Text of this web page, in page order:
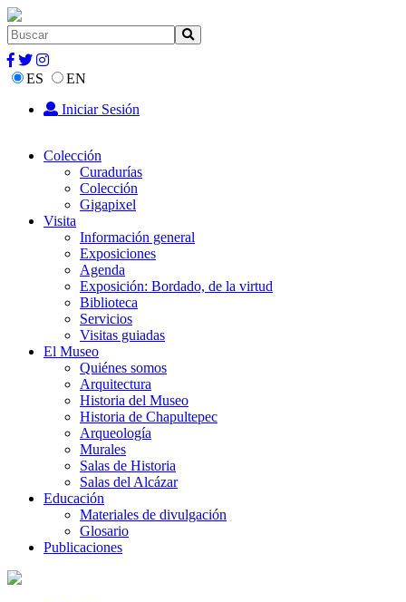
ES
EN
Iniciar Sesión
Colección
Curadurías
Colección
Gigapixel
Visita
Información general
Exposiciones
Agenda
Exposición: Bordado, de la virtud
Biblioteca
Servicios
Visitas guiadas
El Museo
Quiénes somos
Arquitectura
Historia del Museo
Historia de Chapultepec
Arqueología
Murales
Salas de Historia
Salas del Alcázar
Educación
Materiales de divulgación
Glosario
Publicaciones